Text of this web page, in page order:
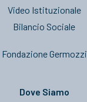
Video Istituzionale
Bilancio Sociale
Fondazione Germozzi
Dove Siamo